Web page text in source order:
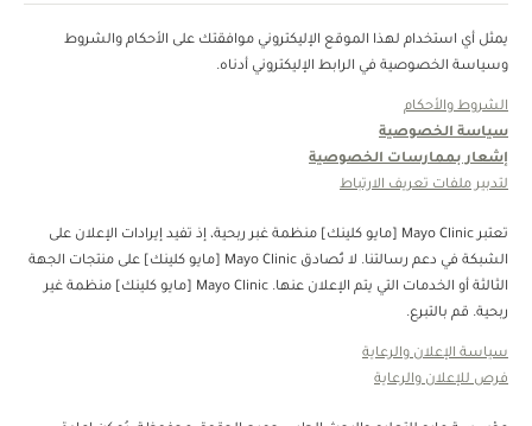
يمثل أي استخدام لهذا الموقع الإليكتروني موافقتك على الأحكام والشروط
وسياسة الخصوصية في الرابط الإليكتروني أدناه.
الشروط والأحكام
سياسة الخصوصية
إشعار بممارسات الخصوصية
لتدبير ملفات تعريف الارتباط
تعتبر Mayo Clinic [مايو كلينك] منظمة غبر ربحية، إذ تفيد إيرادات الإعلان على
الشبكة في دعم رسالتنا. لا تُصادق Mayo Clinic [مايو كلينك] على منتجات الجهة
الثالثة أو الخدمات التي يتم الإعلان عنها. Mayo Clinic [مايو كلينك] منظمة غير
ربحية. قم بالتبرع.
سياسة الإعلان والرعاية
فرص للإعلان والرعاية